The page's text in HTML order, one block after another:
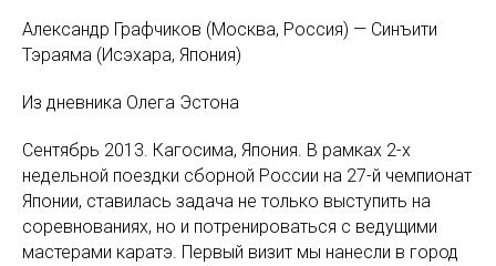
Александр Графчиков (Москва, Россия) — Синъити
Тэраяма (Исэхара, Япония)
Из дневника Олега Эстона
Сентябрь 2013. Кагосима, Япония. В рамках 2-х
недельной поездки сборной России на 27-й чемпионат
Японии, ставилась задача не только выступить на
соревнованиях, но и потренироваться с ведущими
мастерами каратэ. Первый визит мы нанесли в город